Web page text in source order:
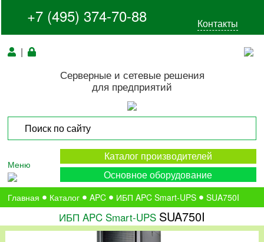
+7 (495) 374-70-88 Контакты
|
Серверные и сетевые решения
для предприятий
Меню
Каталог производителей
Основное оборудование
Главная Каталог APC ИБП APC Smart-UPS SUA750I
ИБП APC Smart-UPS SUA750I